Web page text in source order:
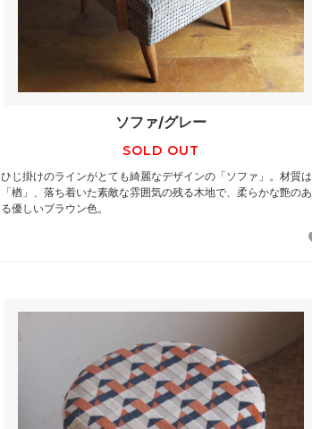
ソファ/グレー
SOLD OUT
ひじ掛けのラインがとても綺麗なデザインの「ソファ」。材質は
「楢」、落ち着いた素敵な雰囲気の残る木地で、柔らかな艶のあ
る優しいブラウン色。